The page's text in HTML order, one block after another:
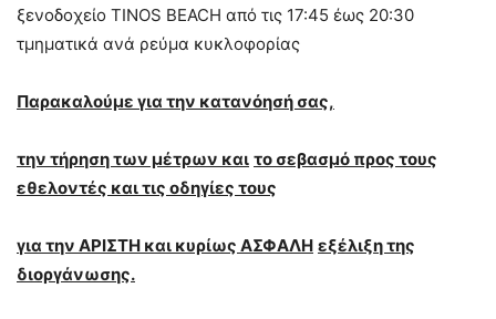
ξενοδοχείο TINOS BEACH από τις 17:45 έως 20:30
τμηματικά ανά ρεύμα κυκλοφορίας
Παρακαλούμε για την κατανόησή σας,
την τήρηση των μέτρων και το σεβασμό προς τους
εθελοντές και τις οδηγίες τους
για την ΑΡΙΣΤΗ και κυρίως ΑΣΦΑΛΗ εξέλιξη της
διοργάνωσης.